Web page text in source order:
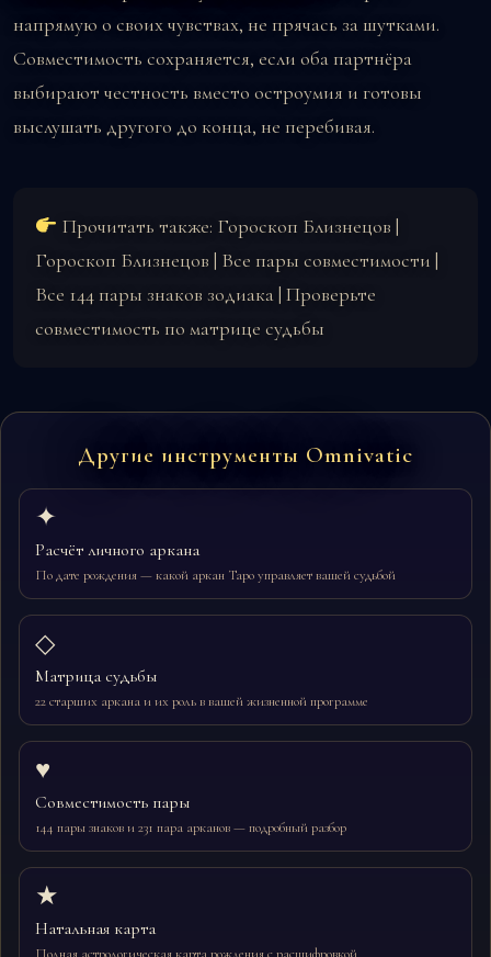
напрямую о своих чувствах, не прячась за шутками.
Совместимость сохраняется, если оба партнёра
выбирают честность вместо остроумия и готовы
выслушать другого до конца, не перебивая.
Прочитать также: Гороскоп Близнецов |
Гороскоп Близнецов | Все пары совместимости |
Все 144 пары знаков зодиака| Проверьте
совместимость по матрице судьбы
Другие инструменты Omnivatic
✦
Расчёт личного аркана
По дате рождения — какой аркан Таро управляет вашей судьбой
◇
Матрица судьбы
22 старших аркана и их роль в вашей жизненной программе
♥
Совместимость пары
144 пары знаков и 231 пара арканов — подробный разбор
★
Натальная карта